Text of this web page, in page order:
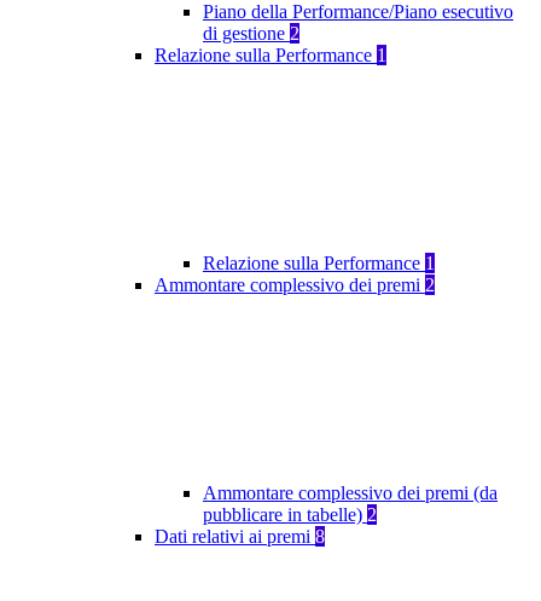
Piano della Performance/Piano esecutivo
di gestione 2
Relazione sulla Performance 1
Relazione sulla Performance 1
Ammontare complessivo dei premi 2
Ammontare complessivo dei premi (da
pubblicare in tabelle) 2
Dati relativi ai premi 8